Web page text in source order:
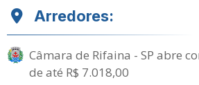
Arredores:
Câmara de Rifaina - SP abre
de até R$ 7.018,00